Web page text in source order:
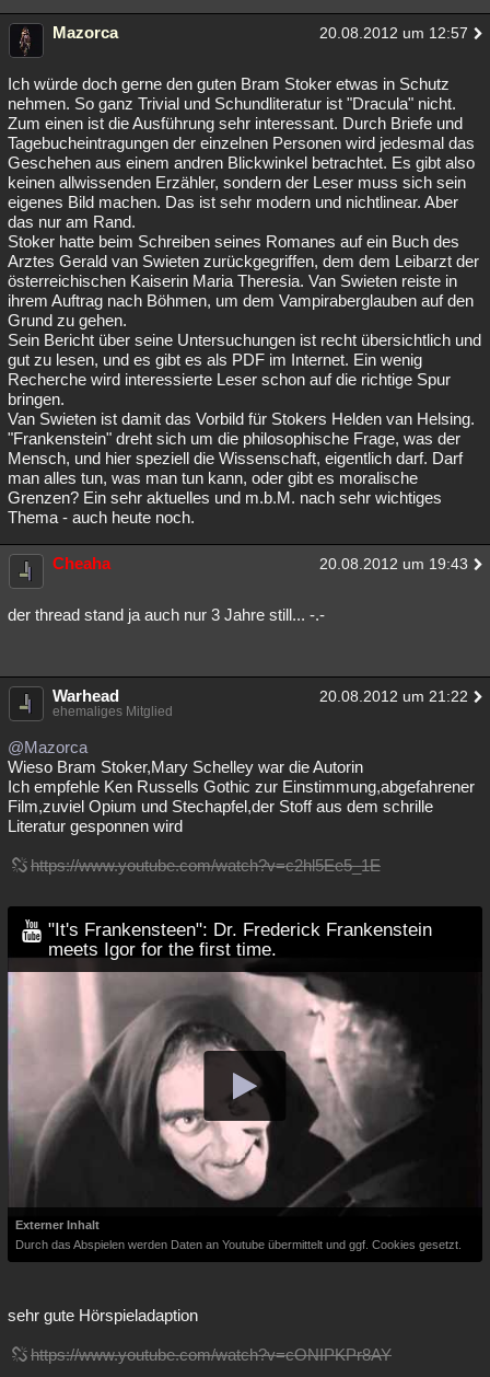
Mazorca 20.08.2012 um 12:57
Ich würde doch gerne den guten Bram Stoker etwas in Schutz
nehmen. So ganz Trivial und Schundliteratur ist "Dracula" nicht.
Zum einen ist die Ausführung sehr interessant. Durch Briefe und
Tagebucheintragungen der einzelnen Personen wird jedesmal das
Geschehen aus einem andren Blickwinkel betrachtet. Es gibt also
keinen allwissenden Erzähler, sondern der Leser muss sich sein
eigenes Bild machen. Das ist sehr modern und nichtlinear. Aber
das nur am Rand.
Stoker hatte beim Schreiben seines Romanes auf ein Buch des
Arztes Gerald van Swieten zurückgegriffen, dem dem Leibarzt der
österreichischen Kaiserin Maria Theresia. Van Swieten reiste in
ihrem Auftrag nach Böhmen, um dem Vampiraberglauben auf den
Grund zu gehen.
Sein Bericht über seine Untersuchungen ist recht übersichtlich und
gut zu lesen, und es gibt es als PDF im Internet. Ein wenig
Recherche wird interessierte Leser schon auf die richtige Spur
bringen.
Van Swieten ist damit das Vorbild für Stokers Helden van Helsing.
"Frankenstein" dreht sich um die philosophische Frage, was der
Mensch, und hier speziell die Wissenschaft, eigentlich darf. Darf
man alles tun, was man tun kann, oder gibt es moralische
Grenzen? Ein sehr aktuelles und m.b.M. nach sehr wichtiges
Thema - auch heute noch.
Cheaha 20.08.2012 um 19:43
der thread stand ja auch nur 3 Jahre still... -.-
Warhead 20.08.2012 um 21:22
ehemaliges Mitglied
@Mazorca
Wieso Bram Stoker,Mary Schelley war die Autorin
Ich empfehle Ken Russells Gothic zur Einstimmung,abgefahrener
Film,zuviel Opium und Stechapfel,der Stoff aus dem schrille
Literatur gesponnen wird
https://www.youtube.com/watch?v=c2hl5Ee5_1E
"It's Frankensteen": Dr. Frederick Frankenstein
meets Igor for the first time.
Externer Inhalt
Durch das Abspielen werden Daten an Youtube übermittelt und ggf. Cookies gesetzt.
sehr gute Hörspieladaption
https://www.youtube.com/watch?v=cONIPKPr8AY